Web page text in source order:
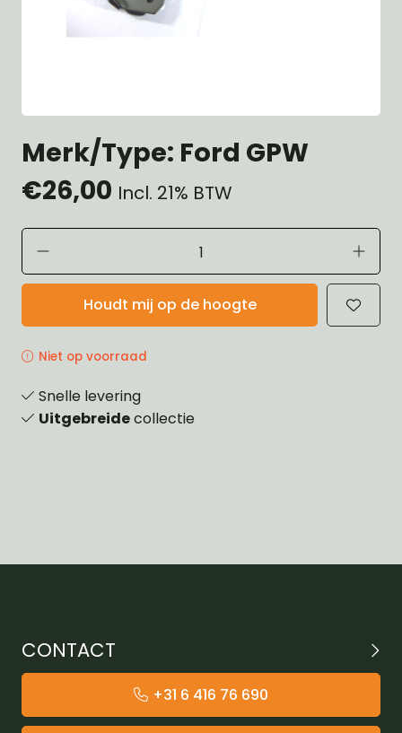
Merk/Type: Ford GPW
€26,00 Incl. 21% BTW
Houdt mij op de hoogte
Niet op voorraad
Snelle levering
Uitgebreidecollectie
CONTACT
+31 6 416 76 690